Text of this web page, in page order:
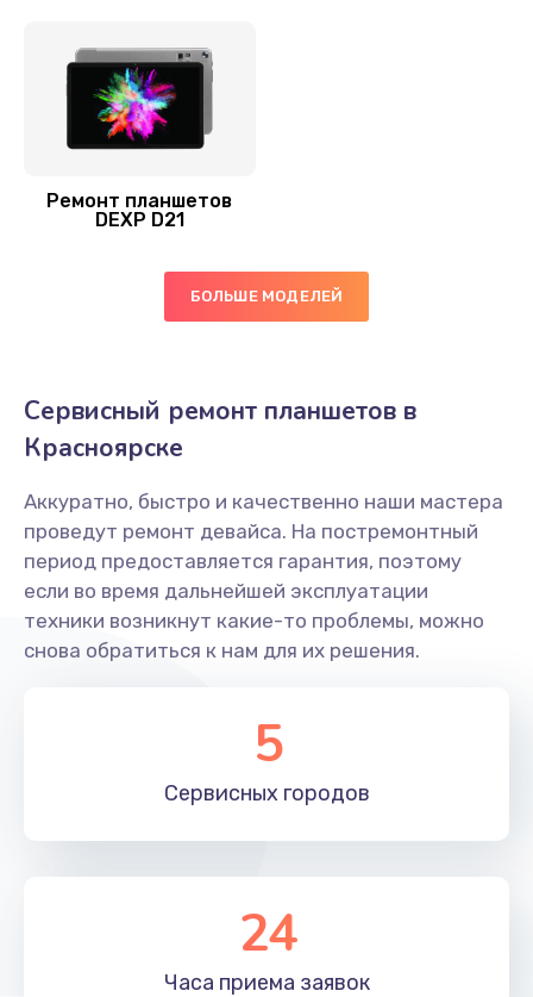
Ремонт планшетов
DEXP D21
БОЛЬШЕ МОДЕЛЕЙ
Сервисный ремонт планшетов в
Красноярске
Аккуратно, быстро и качественно наши мастера
проведут ремонт девайса. На постремонтный
период предоставляется гарантия, поэтому
если во время дальнейшей эксплуатации
техники возникнут какие-то проблемы, можно
снова обратиться к нам для их решения.
5
Сервисных городов
24
Часа приема заявок